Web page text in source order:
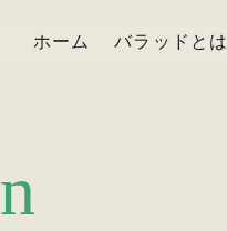
ホーム バラッドとは